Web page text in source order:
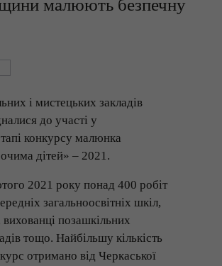
малюють безпечну
і мистецьких закладів
до участі у
конкурсу малюнка
дітей» – 2021.
2021 року понад 400 робіт
загальноосвітніх шкіл,
вихованці позашкільних
тощо. Найбільшу кількість
отримано від Черкаської